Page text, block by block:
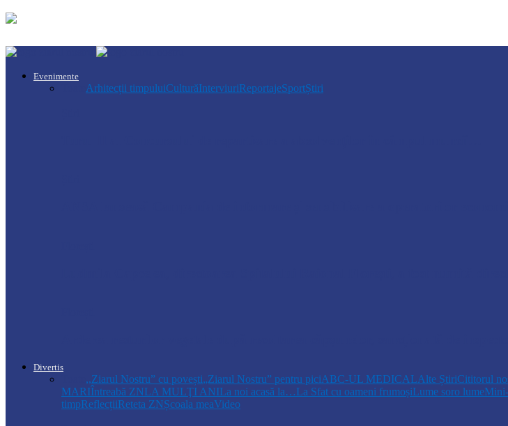
Evenimente
Arhitecții timpuluiCulturăInterviuriReportajeSportȘtiri
Divertis
,,Ziarul Nostru” cu povești„Ziarul Nostru” pentru piciABC-UL MEDICALAlte ȘtiriCititorul
MARIÎntreabă ZNLA MULŢI ANILa noi acasă la…La Sfat cu oameni frumoșiLume soro lume
timpReflecțiiReteta ZNȘcoala meaVideo